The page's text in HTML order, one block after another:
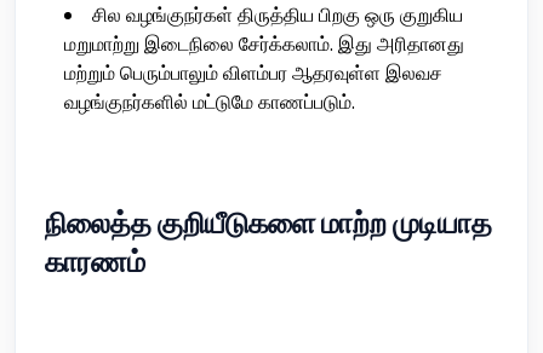
சில வழங்குநர்கள் திருத்திய பிறகு ஒரு குறுகிய
மறுமாற்று இடைநிலை சேர்க்கலாம். இது அரிதானது
மற்றும் பெரும்பாலும் விளம்பர ஆதரவுள்ள இலவச
வழங்குநர்களில் மட்டுமே காணப்படும்.
நிலைத்த குறியீடுகளை மாற்ற முடியாத
காரணம்